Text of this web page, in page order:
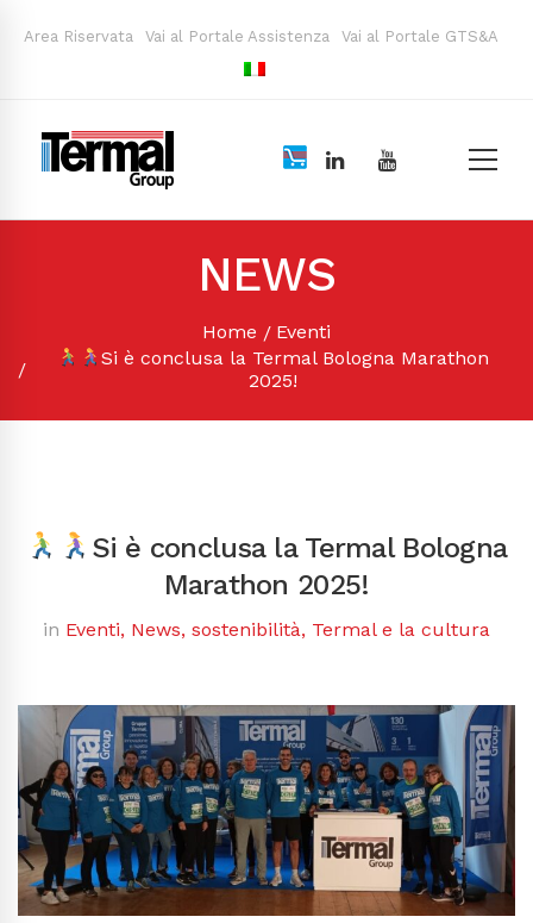
Area Riservata Vai al Portale Assistenza Vai al Portale GTS&A
NEWS
Home
Eventi
Si è conclusa la Termal Bologna Marathon
2025!
Si è conclusa la Termal Bologna
Marathon 2025!
in Eventi, News, sostenibilità, Termal e la cultura